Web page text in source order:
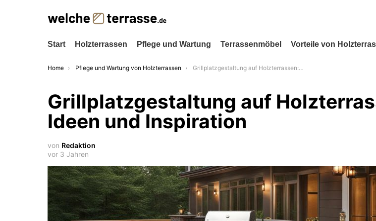
Start Holzterrassen Pflege und Wartung Terrassenmöbel Vorteile von
You are here:
Home Pflege und Wartung von Holzterrassen Grillplatzgestaltung auf Holzterrassen: Ideen und Inspiration
Grillplatzgestaltung auf
Ideen und Inspiration
von Redaktion
vor 3 Jahren